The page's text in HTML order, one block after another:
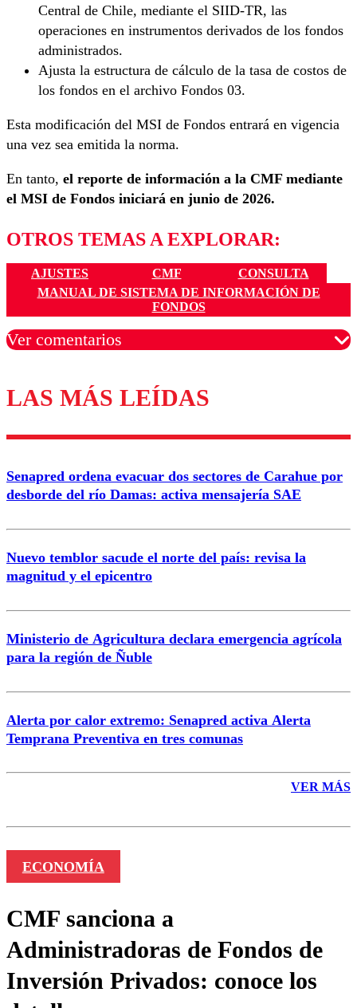
Central de Chile, mediante el SIID-TR, las
operaciones en instrumentos derivados de los fondos
administrados.
Ajusta la estructura de cálculo de la tasa de costos de
los fondos en el archivo Fondos 03.
Esta modificación del MSI de Fondos entrará en vigencia
una vez sea emitida la norma.
En tanto, el reporte de información a la CMF mediante
el MSI de Fondos iniciará en junio de 2026.
OTROS TEMAS A EXPLORAR:
AJUSTES CMF
CONSULTA
MANUAL DE SISTEMA DE INFORMACIÓN DE
FONDOS
Ver comentarios
Los comentarios son moderados para garantizar un
diálogo respetuoso.
Correo
LAS MÁS LEÍDAS
Senapred ordena evacuar dos sectores de Carahue por
desborde del río Damas: activa mensajería SAE
Nuevo temblor sacude el norte del país: revisa la
magnitud y el epicentro
Ministerio de Agricultura declara emergencia agrícola
para la región de Ñuble
Alerta por calor extremo: Senapred activa Alerta
Temprana Preventiva en tres comunas
VER MÁS
ECONOMÍA
CMF sanciona a
Administradoras de Fondos de
Inversión Privados: conoce los